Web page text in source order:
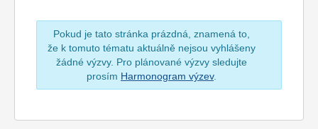
Pokud je tato stránka prázdná, znamená to,
že k tomuto tématu aktuálně nejsou vyhlášeny
žádné výzvy. Pro plánované výzvy sledujte
prosím Harmonogram výzev.